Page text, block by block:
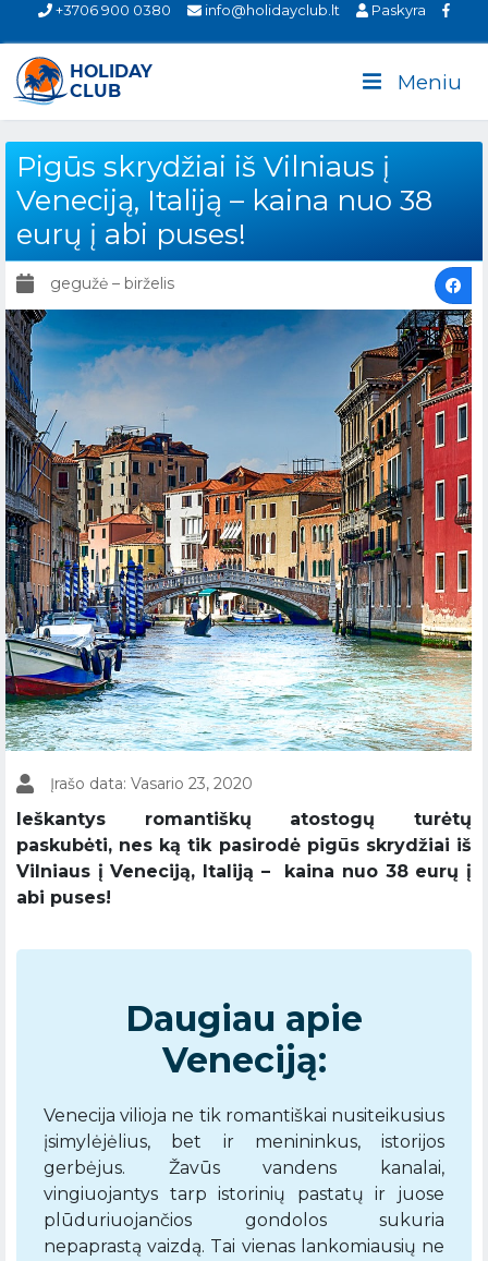
+3706 900 0380 info@holidayclub.lt Paskyra
Meniu
Pigūs skrydžiai iš Vilniaus į
Veneciją, Italiją – kaina nuo 38
eurų į abi puses!
gegužė – birželis
Įrašo data: Vasario 23, 2020
Ieškantys romantiškų atostogų turėtų
paskubėti, nes ką tik pasirodė pigūs skrydžiai iš
Vilniaus į Veneciją, Italiją – kaina nuo 38 eurų į
abi puses!
Daugiau apie
Veneciją:
Venecija vilioja ne tik romantiškai nusiteikusius
įsimylėjėlius, bet ir menininkus, istorijos
gerbėjus. Žavūs vandens kanalai,
vingiuojantys tarp istorinių pastatų ir juose
plūduriuojančios gondolos sukuria
nepaprastą vaizdą. Tai vienas lankomiausių ne